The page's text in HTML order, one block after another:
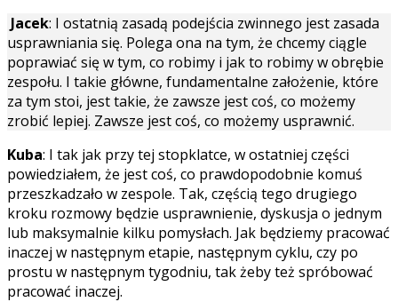
Jacek: I ostatnią zasadą podejścia zwinnego jest zasada
usprawniania się. Polega ona na tym, że chcemy ciągle
poprawiać się w tym, co robimy i jak to robimy w obrębie
zespołu. I takie główne, fundamentalne założenie, które
za tym stoi, jest takie, że zawsze jest coś, co możemy
zrobić lepiej. Zawsze jest coś, co możemy usprawnić.
Kuba: I tak jak przy tej stopklatce, w ostatniej części
powiedziałem, że jest coś, co prawdopodobnie komuś
przeszkadzało w zespole. Tak, częścią tego drugiego
kroku rozmowy będzie usprawnienie, dyskusja o jednym
lub maksymalnie kilku pomysłach. Jak będziemy pracować
inaczej w następnym etapie, następnym cyklu, czy po
prostu w następnym tygodniu, tak żeby też spróbować
pracować inaczej.